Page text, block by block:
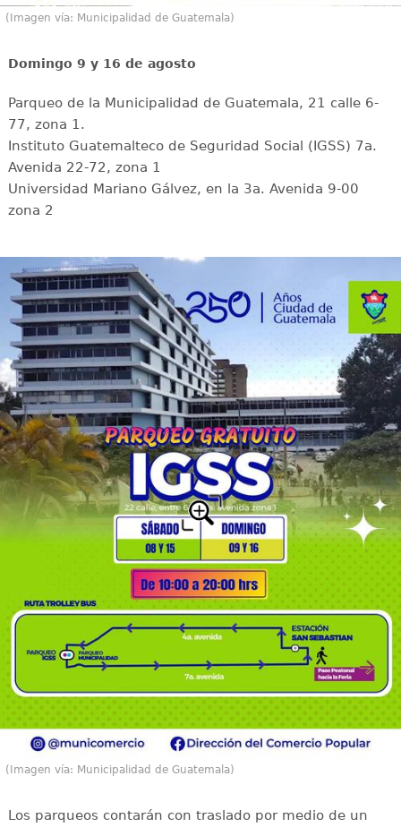
(Imagen vía: Municipalidad de Guatemala)
Domingo 9 y 16 de agosto
Parqueo de la Municipalidad de Guatemala, 21 calle 6-
77, zona 1.
Instituto Guatemalteco de Seguridad Social (IGSS) 7a.
Avenida 22-72, zona 1
Universidad Mariano Gálvez, en la 3a. Avenida 9-00
zona 2
(Imagen vía: Municipalidad de Guatemala)
Los parqueos contarán con traslado por medio de un